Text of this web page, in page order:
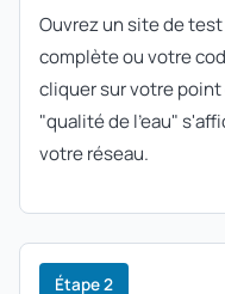
Ouvrez un site de
complète ou votre
cliquer sur votre
"qualité de l'eau"
votre réseau.
Étape 2